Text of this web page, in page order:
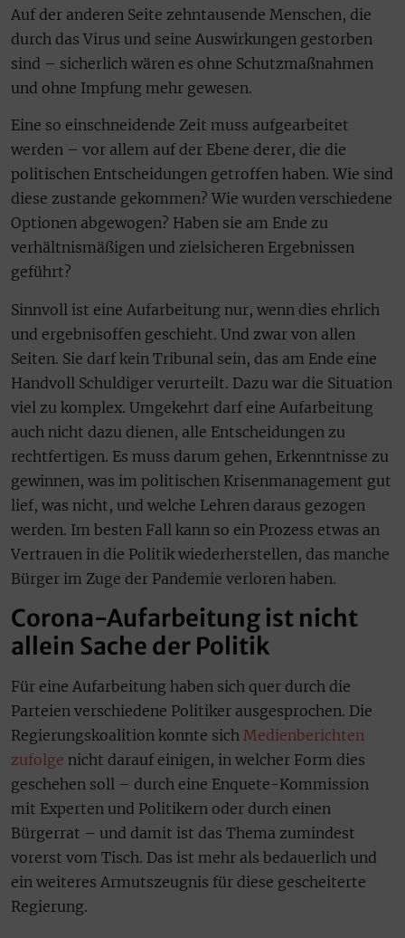
Auf der anderen Seite zehntausende Menschen, die
durch das Virus und seine Auswirkungen gestorben
sind – sicherlich wären es ohne Schutzmaßnahmen
und ohne Impfung mehr gewesen.
Eine so einschneidende Zeit muss aufgearbeitet
werden – vor allem auf der Ebene derer, die die
politischen Entscheidungen getroffen haben. Wie sind
diese zustande gekommen? Wie wurden verschiedene
Optionen abgewogen? Haben sie am Ende zu
verhältnismäßigen und zielsicheren Ergebnissen
geführt?
Sinnvoll ist eine Aufarbeitung nur, wenn dies ehrlich
und ergebnisoffen geschieht. Und zwar von allen
Seiten. Sie darf kein Tribunal sein, das am Ende eine
Handvoll Schuldiger verurteilt. Dazu war die Situation
viel zu komplex. Umgekehrt darf eine Aufarbeitung
auch nicht dazu dienen, alle Entscheidungen zu
rechtfertigen. Es muss darum gehen, Erkenntnisse zu
gewinnen, was im politischen Krisenmanagement gut
lief, was nicht, und welche Lehren daraus gezogen
werden. Im besten Fall kann so ein Prozess etwas an
Vertrauen in die Politik wiederherstellen, das manche
Bürger im Zuge der Pandemie verloren haben.
Corona-Aufarbeitung ist nicht
allein Sache der Politik
Für eine Aufarbeitung haben sich quer durch die
Parteien verschiedene Politiker ausgesprochen. Die
Regierungskoalition konnte sich Medienberichten
zufolge nicht darauf einigen, in welcher Form dies
geschehen soll – durch eine Enquete-Kommission
mit Experten und Politikern oder durch einen
Bürgerrat – und damit ist das Thema zumindest
vorerst vom Tisch. Das ist mehr als bedauerlich und
ein weiteres Armutszeugnis für diese gescheiterte
Regierung.